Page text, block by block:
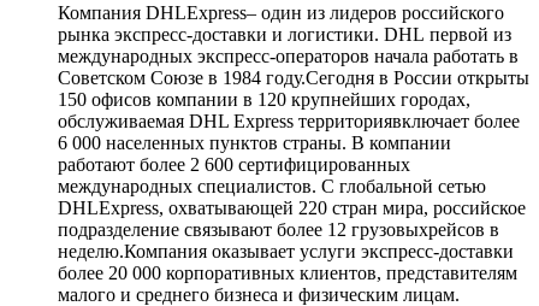
Компания DHLExpress– один из лидеров российского
рынка экспресс-доставки и логистики. DHL первой из
международных экспресс-операторов начала работать в
Советском Союзе в 1984 году.Сегодня в России открыты
150 офисов компании в 120 крупнейших городах,
обслуживаемая DHL Express территориявключает более
6 000 населенных пунктов страны. В компании
работают более 2 600 сертифицированных
международных специалистов. С глобальной сетью
DHLExpress, охватывающей 220 стран мира, российское
подразделение связывают более 12 грузовыхрейсов в
неделю.Компания оказывает услуги экспресс-доставки
более 20 000 корпоративных клиентов, представителям
малого и среднего бизнеса и физическим лицам.